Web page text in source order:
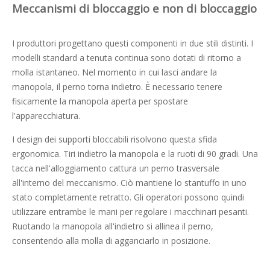
Meccanismi di bloccaggio e non di bloccaggio
I produttori progettano questi componenti in due stili distinti. I
modelli standard a tenuta continua sono dotati di ritorno a
molla istantaneo. Nel momento in cui lasci andare la
manopola, il perno torna indietro. È necessario tenere
fisicamente la manopola aperta per spostare
l'apparecchiatura.
I design dei supporti bloccabili risolvono questa sfida
ergonomica. Tiri indietro la manopola e la ruoti di 90 gradi. Una
tacca nell'alloggiamento cattura un perno trasversale
all'interno del meccanismo. Ciò mantiene lo stantuffo in uno
stato completamente retratto. Gli operatori possono quindi
utilizzare entrambe le mani per regolare i macchinari pesanti.
Ruotando la manopola all'indietro si allinea il perno,
consentendo alla molla di agganciarlo in posizione.